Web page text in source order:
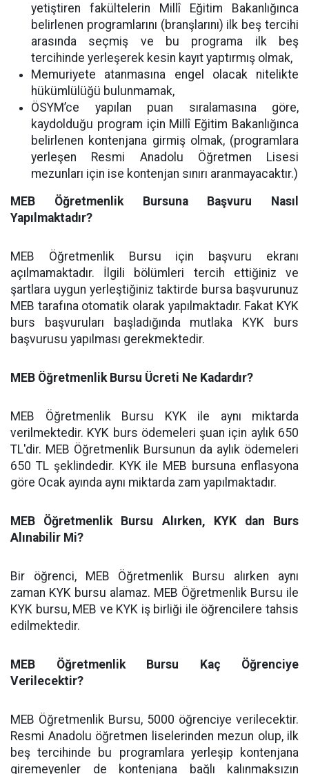
yetiştiren fakültelerin Millî Eğitim Bakanlığınca
belirlenen programlarını (branşlarını) ilk beş tercihi
arasında seçmiş ve bu programa ilk beş
tercihinde yerleşerek kesin kayıt yaptırmış olmak,
Memuriyete atanmasına engel olacak nitelikte
hükümlülüğü bulunmamak,
ÖSYM’ce yapılan puan sıralamasına göre,
kaydolduğu program için Millî Eğitim Bakanlığınca
belirlenen kontenjana girmiş olmak, (programlara
yerleşen Resmi Anadolu Öğretmen Lisesi
mezunları için ise kontenjan sınırı aranmayacaktır.)
MEB Öğretmenlik Bursuna Başvuru Nasıl
Yapılmaktadır?
MEB Öğretmenlik Bursu için başvuru ekranı
açılmamaktadır. İlgili bölümleri tercih ettiğiniz ve
şartlara uygun yerleştiğiniz taktirde bursa başvurunuz
MEB tarafına otomatik olarak yapılmaktadır. Fakat KYK
burs başvuruları başladığında mutlaka KYK burs
başvurusu yapılması gerekmektedir.
MEB Öğretmenlik Bursu Ücreti Ne Kadardır?
MEB Öğretmenlik Bursu KYK ile aynı miktarda
verilmektedir. KYK burs ödemeleri şuan için aylık 650
TL'dir. MEB Öğretmenlik Bursunun da aylık ödemeleri
650 TL şeklindedir. KYK ile MEB bursuna enflasyona
göre Ocak ayında aynı miktarda zam yapılmaktadır.
MEB Öğretmenlik Bursu Alırken, KYK dan Burs
Alınabilir Mi?
Bir öğrenci, MEB Öğretmenlik Bursu alırken aynı
zaman KYK bursu alamaz. MEB Öğretmenlik Bursu ile
KYK bursu, MEB ve KYK iş birliği ile öğrencilere tahsis
edilmektedir.
MEB Öğretmenlik Bursu Kaç Öğrenciye
Verilecektir?
MEB Öğretmenlik Bursu, 5000 öğrenciye verilecektir.
Resmi Anadolu öğretmen liselerinden mezun olup, ilk
beş tercihinde bu programlara yerleşip kontenjana
giremeyenler de kontenjana bağlı kalınmaksızın